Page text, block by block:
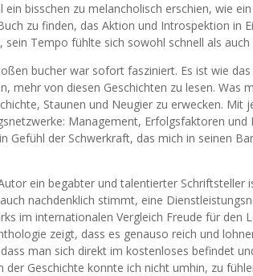
bisschen zu melancholisch erschien, wie
zu finden, das Aktion und Introspektion in
sein Tempo fühlte sich sowohl schnell als auch
bucher war sofort fasziniert. Es ist wie
mehr von diesen Geschichten zu lesen. Was
Staunen und Neugier zu erwecken. Mit
Management, Erfolgsfaktoren
Gefühl der Schwerkraft, das mich in seinen
ein begabter und talentierter Schriftsteller
nachdenklich stimmt, eine
im internationalen Vergleich Freude für den
zeigt, dass es genauso reich und
man sich direkt im kostenloses befindet
der Geschichte konnte ich nicht umhin, zu